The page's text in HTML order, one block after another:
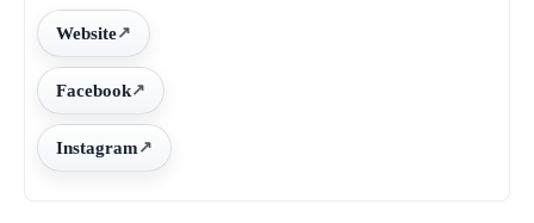
Website
Facebook
Instagram